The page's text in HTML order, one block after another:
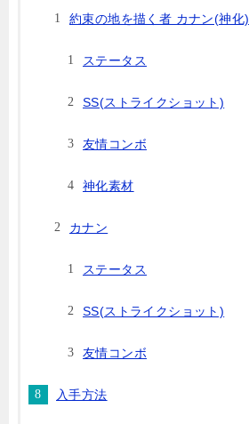
約束の地を描く者 カナン(神化)
ステータス
SS(ストライクショット)
友情コンボ
神化素材
カナン
ステータス
SS(ストライクショット)
友情コンボ
入手方法